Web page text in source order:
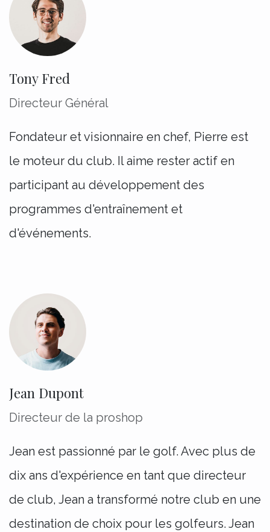
Tony Fred
Directeur Général
Fondateur et visionnaire en chef, Pierre est
le moteur du club. Il aime rester actif en
participant au développement des
programmes d'entraînement et
d'événements.
Jean Dupont
Directeur de la proshop
Jean est passionné par le golf. Avec plus de
dix ans d'expérience en tant que directeur
de club, Jean a transformé notre club en une
destination de choix pour les golfeurs. Jean